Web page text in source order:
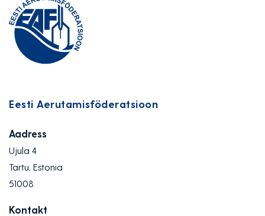
Eesti Aerutamisföderatsioon
Aadress
Ujula 4
Tartu, Estonia
51008
Kontakt